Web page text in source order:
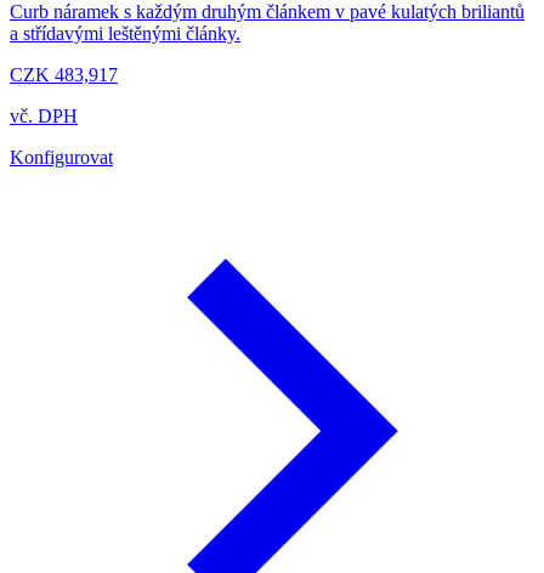
Curb náramek s každým druhým článkem v pavé kulatých briliantů
a střídavými leštěnými články.
CZK 483,917
vč. DPH
Konfigurovat